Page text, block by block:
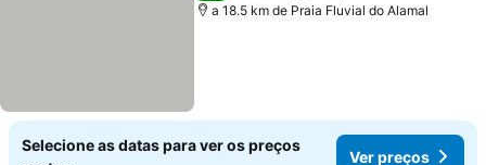
a 18.5 km de Praia Fluvial do Alamal
Selecione as datas para ver os preços
Ver preços